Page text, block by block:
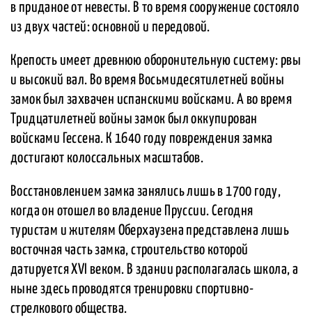
в приданое от невесты. В то время сооружение состояло
из двух частей: основной и передовой.
Крепость имеет древнюю оборонительную систему: рвы
и высокий вал. Во время Восьмидесятилетней войны
замок был захвачен испанскими войсками. А во время
Тридцатилетней войны замок был оккупирован
войсками Гессена. К 1640 году повреждения замка
достигают колоссальных масштабов.
Восстановлением замка занялись лишь в 1700 году,
когда он отошел во владение Пруссии. Сегодня
туристам и жителям Оберхаузена представлена лишь
восточная часть замка, строительство которой
датируется XVI веком. В здании располагалась школа, а
ныне здесь проводятся тренировки спортивно-
стрелкового общества.